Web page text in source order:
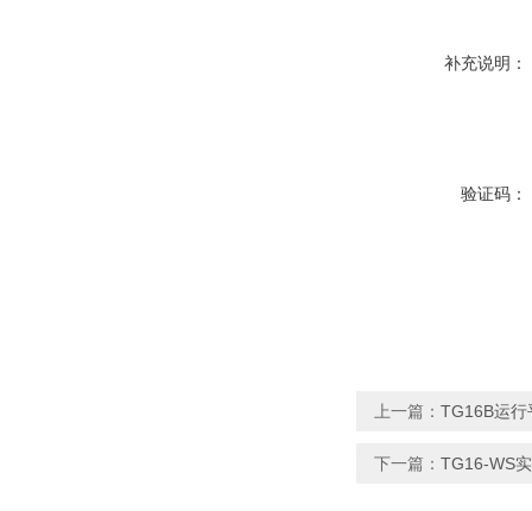
补充说明：
验证码：
上一篇： TG16B运行
下一篇： TG16-WS